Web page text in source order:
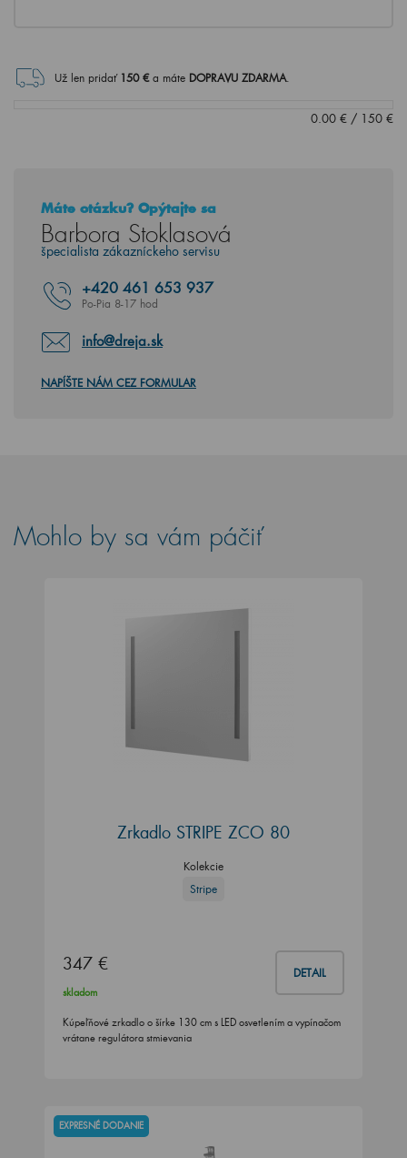
Už len pridať 150€ a máte DOPRAVU ZDARMA.
0.00 € / 150 €
Máte otázku? Opýtajte sa
Barbora Stoklasová
špecialista zákazníckeho servisu
+420 461 653 937
Po-Pia 8-17 hod
info@dreja.sk
NAPÍŠTE NÁM CEZ FORMULAR
Mohlo by sa vám páčiť
Zrkadlo STRIPE ZCO 80
Kolekcie
Stripe
347 € DETAIL
skladom
Kúpeľňové zrkadlo o šírke 130 cm s LED osvetlením a vypínačom
vrátane regulátora stmievania
EXPRESNÉ DODANIE